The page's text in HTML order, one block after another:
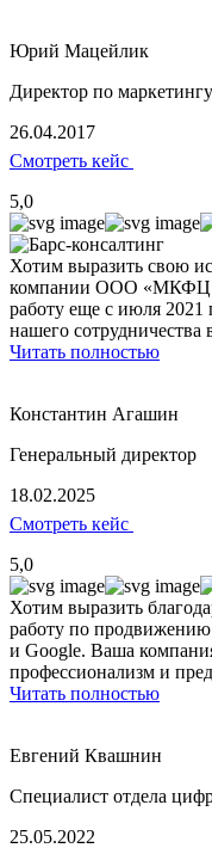
Юрий Мацейлик
Директор по маркетингу
26.04.2017
Смотреть кейс
5,0
Хотим выразить свою
компании ООО
работу еще с июля 2021
нашего сотрудничества
Читать полностью
Константин Агашин
Генеральный директор
18.02.2025
Смотреть кейс
5,0
Хотим выразить
работу по продвижению
и Google. Ваша
профессионализм и
Читать полностью
Евгений Квашнин
Специалист отдела
25.05.2022